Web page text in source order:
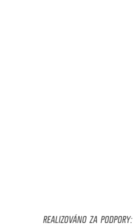
REALIZOVÁNO ZA PODPORY: